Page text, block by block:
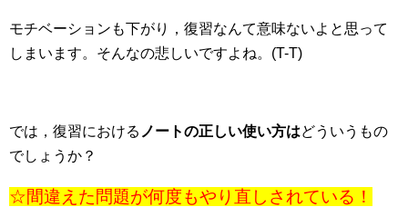
モチベーションも下がり，復習なんて意味ないよと思って
しまいます。そんなの悲しいですよね。(T-T)
では，復習における ノートの正しい使い方はどういうもの
でしょうか？
☆間違えた問題が何度もやり直しされている！